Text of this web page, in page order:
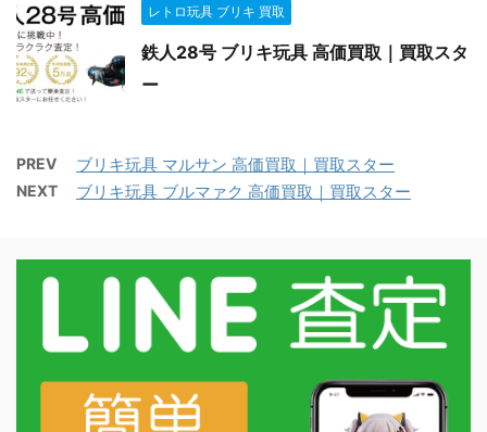
レトロ玩具 ブリキ 買取
鉄人28号 ブリキ玩具 高価買取｜買取スタ
ー
PREV ブリキ玩具 マルサン 高価買取｜買取スター
NEXT ブリキ玩具 ブルマァク 高価買取｜買取スター